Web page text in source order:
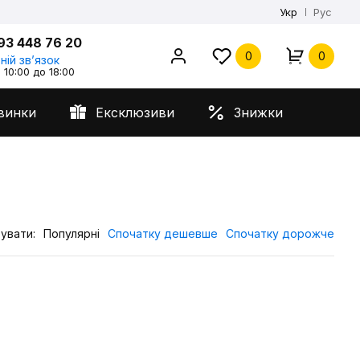
Укр Рус
448 76 20
звʼязок
до 18:00
0 0
Ексклюзиви Знижки
Популярні Спочатку дешевше Спочатку дорожче